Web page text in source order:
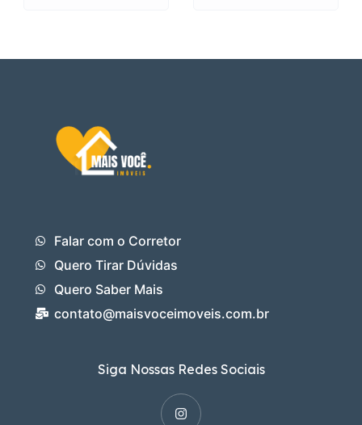
Falar com o Corretor
Quero Tirar Dúvidas
Quero Saber Mais
contato@maisvoceimoveis.com.br
Siga Nossas Redes Sociais